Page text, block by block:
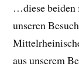
…diese beiden
unseren
aus unserem